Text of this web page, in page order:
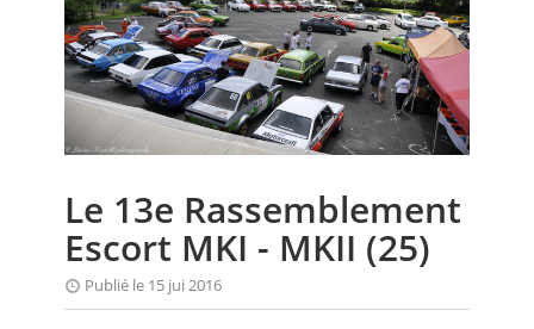
EVÈNEMENTS
CALENDRIER
FOCUS
ANNUAIRES
PETITES ANNONCES
Le 13e Rassemblement
Escort MKI - MKII (25)
Publié le 15 jui 2016